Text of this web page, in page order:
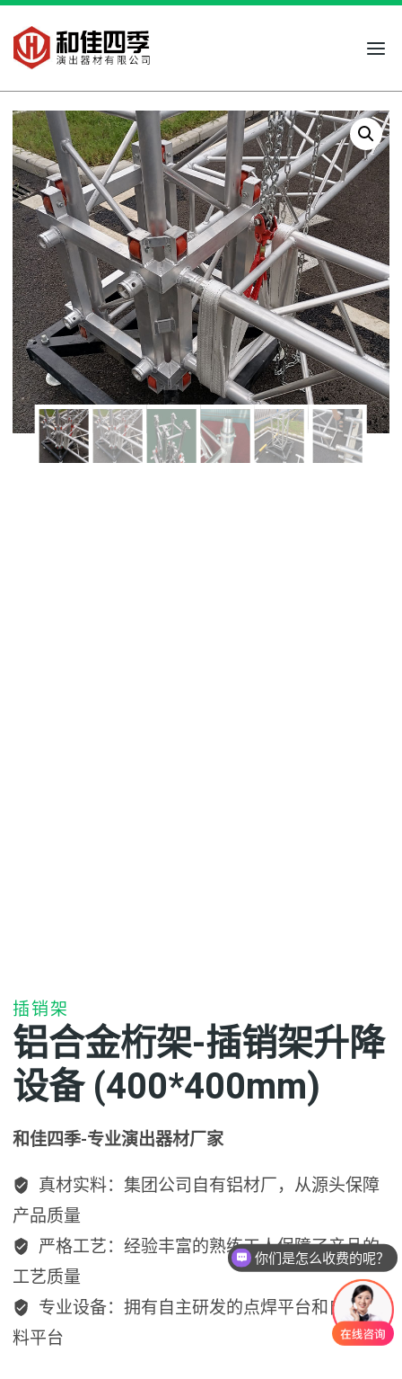
跳
到
内
容
插销架
铝合金桁架-插销架升降
设备 (400*400mm)
和佳四季-专业演出器材厂家
真材实料：集团公司自有铝材厂，从源头保障
产品质量
严格工艺：经验丰富的熟练工人保障了产品的
工艺质量
专业设备：拥有自主研发的点焊平台和自动下
料平台
你们是怎么收费的呢？